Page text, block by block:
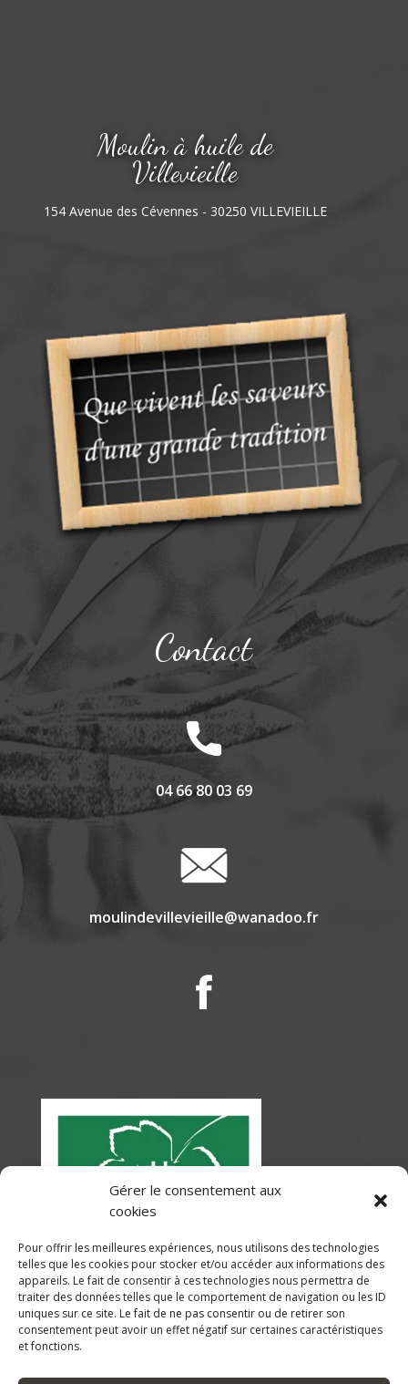
Gérer le consentement aux
cookies
Pour offrir les meilleures expériences, nous utilisons des technologies
telles que les cookies pour stocker et/ou accéder aux informations des
appareils. Le fait de consentir à ces technologies nous permettra de
traiter des données telles que le comportement de navigation ou les ID
uniques sur ce site. Le fait de ne pas consentir ou de retirer son
consentement peut avoir un effet négatif sur certaines caractéristiques
et fonctions.
Moulin à huile de
Villevieille
154 Avenue des Cévennes - 30250 VILLEVIEILLE
Contact
04 66 80 03 69
moulindevillevieille@wanadoo.fr